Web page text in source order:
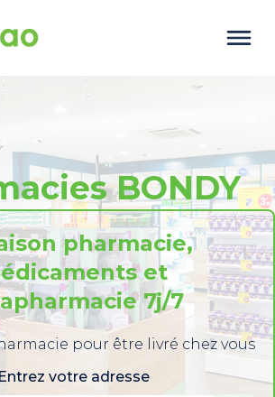
BONDY
pharmacie,
et
7j/7
pour être livré chez vous
Entrez votre adresse